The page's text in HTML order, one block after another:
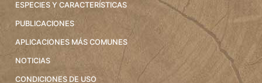
ESPECIES Y CARACTERÍSTICAS
PUBLICACIONES
APLICACIONES MÁS COMUNES
NOTICIAS
CONDICIONES DE USO